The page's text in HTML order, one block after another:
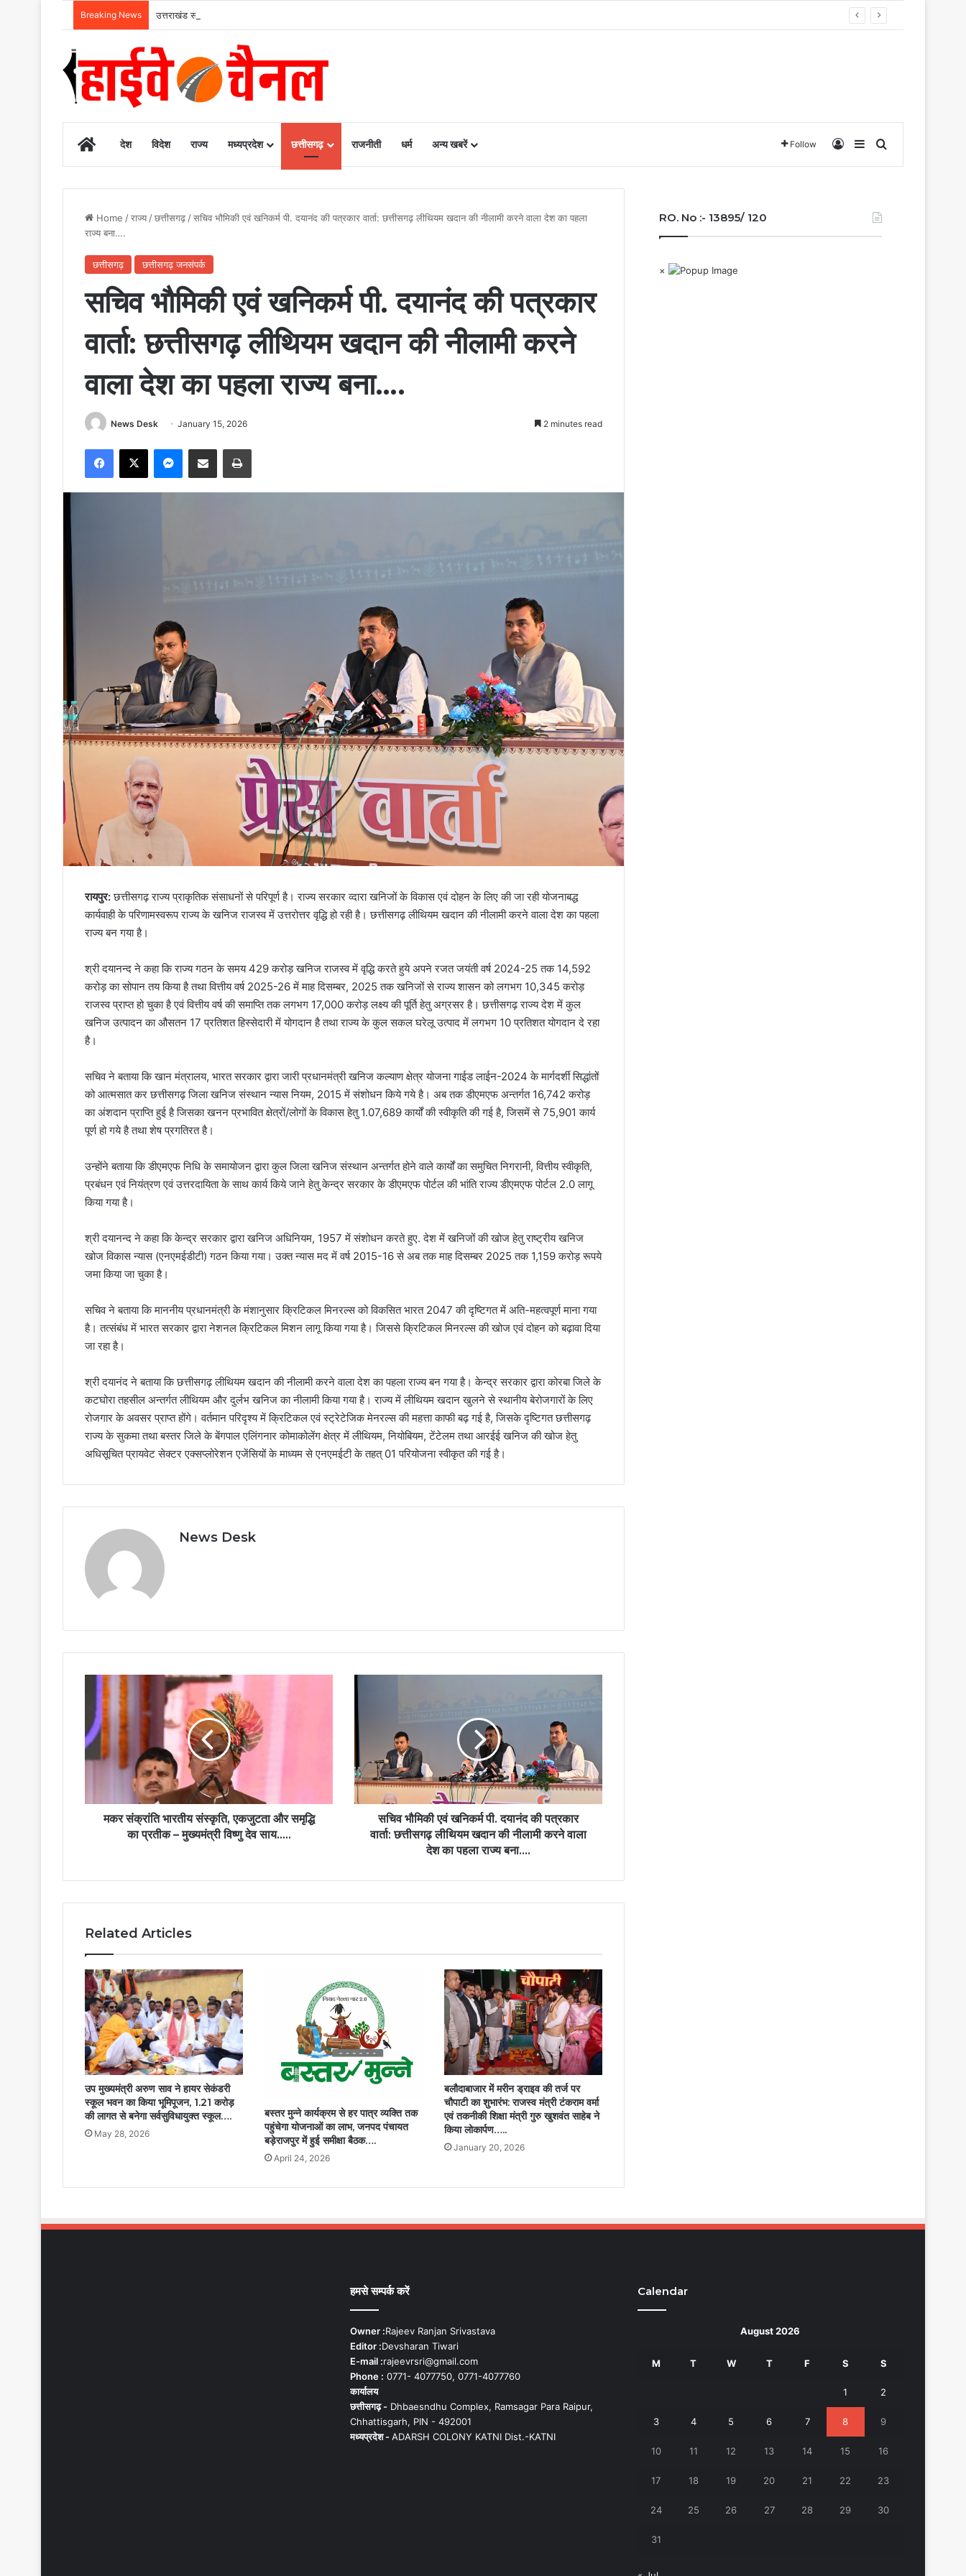
Breaking News उत्तराखंड सरकार का बड़ा फैसला, पुरुषों व महिलाओं को अब समान काम के लिए समान वेतन
Homeदेश विदेश राज्य मध्यप्रदेश छत्तीसगढ़ राजनीती धर्म अन्य खबरें Follow Log InSidebar
Home /राज्य /छत्तीसगढ़ /सचिव भौमिकी एवं खनिकर्म पी. दयानंद की पत्रकार वार्ता: छत्तीसगढ़ लीथियम खदान की नीलामी करने वाला देश का पहला
राज्य बना….
छत्तीसगढ़ छत्तीसगढ़ जनसंपर्क
सचिव भौमिकी एवं खनिकर्म पी. दयानंद की पत्रकार
वार्ता: छत्तीसगढ़ लीथियम खदान की नीलामी करने
वाला देश का पहला राज्य बना….
News Desk January 15, 2026 2 minutes read
Facebook
X Messenger
Share via Email Print
रायपुर:छत्तीसगढ़ राज्य प्राकृतिक संसाधनों से परिपूर्ण है। राज्य सरकार व्दारा खनिजों के विकास एवं दोहन के लिए की जा रही योजनाबद्ध
कार्यवाही के परिणामस्वरूप राज्य के खनिज राजस्व में उत्तरोत्तर वृद्धि हो रही है। छत्तीसगढ़ लीथियम खदान की नीलामी करने वाला देश का पहला
राज्य बन गया है।
श्री दयानन्द ने कहा कि राज्य गठन के समय 429 करोड़ खनिज राजस्व में वृद्धि करते हुये अपने रजत जयंती वर्ष 2024-25 तक 14,592
करोड़ का सोपान तय किया है तथा वित्तीय वर्ष 2025-26 में माह दिसम्बर, 2025 तक खनिजों से राज्य शासन को लगभग 10,345 करोड़
राजस्व प्राप्त हो चुका है एवं वित्तीय वर्ष की समाप्ति तक लगभग 17,000 करोड़ लक्ष्य की पूर्ति हेतु अग्रसर है। छत्तीसगढ़ राज्य देश में कुल
खनिज उत्पादन का औसतन 17 प्रतिशत हिस्सेदारी में योगदान है तथा राज्य के कुल सकल घरेलू उत्पाद में लगभग 10 प्रतिशत योगदान दे रहा
है।
सचिव ने बताया कि खान मंत्रालय, भारत सरकार द्वारा जारी प्रधानमंत्री खनिज कल्याण क्षेत्र योजना गाईड लाईन-2024 के मार्गदर्शी सिद्धांतों
को आत्मसात कर छत्तीसगढ़ जिला खनिज संस्थान न्यास नियम, 2015 में संशोधन किये गये है। अब तक डीएमएफ अन्तर्गत 16,742 करोड़
का अंशदान प्राप्ति हुई है जिसका खनन प्रभावित क्षेत्रों/लोगों के विकास हेतु 1.07,689 कार्यों की स्वीकृति की गई है, जिसमें से 75,901 कार्य
पूर्ण हो गये है तथा शेष प्रगतिरत है।
उन्होंने बताया कि डीएमएफ निधि के समायोजन द्वारा कुल जिला खनिज संस्थान अन्तर्गत होने वाले कार्यों का समुचित निगरानी, वित्तीय स्वीकृति,
प्रबंधन एवं नियंत्रण एवं उत्तरदायिता के साथ कार्य किये जाने हेतु केन्द्र सरकार के डीएमएफ पोर्टल की भांति राज्य डीएमएफ पोर्टल 2.0 लागू
किया गया है।
श्री दयानन्द ने कहा कि केन्द्र सरकार द्वारा खनिज अधिनियम, 1957 में संशोधन करते हुए. देश में खनिजों की खोज हेतु राष्ट्रीय खनिज
खोज विकास न्यास (एनएमईडीटी) गठन किया गया। उक्त न्यास मद में वर्ष 2015-16 से अब तक माह दिसम्बर 2025 तक 1,159 करोड़ रूपये
जमा किया जा चुका है।
सचिव ने बताया कि माननीय प्रधानमंत्री के मंशानुसार क्रिटिकल मिनरल्स को विकसित भारत 2047 की दृष्टिगत में अति-महत्वपूर्ण माना गया
है। तत्संबंध में भारत सरकार द्वारा नेशनल क्रिटिकल मिशन लागू किया गया है। जिससे क्रिटिकल मिनरल्स की खोज एवं दोहन को बढ़ावा दिया
जा रहा है।
श्री दयानंद ने बताया कि छत्तीसगढ़ लीथियम खदान की नीलामी करने वाला देश का पहला राज्य बन गया है। केन्द्र सरकार द्वारा कोरबा जिले के
कटघोरा तहसील अन्तर्गत लीथियम और दुर्लभ खनिज का नीलामी किया गया है। राज्य में लीथियम खदान खुलने से स्थानीय बेरोजगारों के लिए
रोजगार के अवसर प्राप्त होंगे। वर्तमान परिदृश्य में क्रिटिकल एवं स्ट्रेटेजिक मेनरल्स की महत्ता काफी बढ़ गई है, जिसके दृष्टिगत छत्तीसगढ़
राज्य के सुकमा तथा बस्तर जिले के बेंगपाल एलिंगनार कोमाकोलेंग क्षेत्र में लीथियम, नियोबियम, टेंटेलम तथा आरईई खनिज की खोज हेतु
अधिसूचित प्रायवेट सेक्टर एक्सप्लोरेशन एजेंसियों के माध्यम से एनएमईटी के तहत् 01 परियोजना स्वीकृत की गई है।
News Desk
संक्रांति
भारतीय
संस्कृति,
एकजुटता
और
प्रतीक
साय…..
मकर संक्रांति भारतीय संस्कृति, एकजुटता और समृद्धि
का प्रतीक – मुख्यमंत्री विष्णु देव साय…..
सचिव
की
पत्रकार
वार्ता:
छत्तीसगढ़
लीथियम
नीलामी
पहला
बना….
सचिव भौमिकी एवं खनिकर्म पी. दयानंद की पत्रकार
वार्ता: छत्तीसगढ़ लीथियम खदान की नीलामी करने वाला
देश का पहला राज्य बना….
Related Articles
उप मुख्यमंत्री अरुण साव ने हायर सेकंडरी
स्कूल भवन का किया भूमिपूजन, 1.21 करोड़
की लागत से बनेगा सर्वसुविधायुक्त स्कूल….
May 28, 2026
बस्तर मुन्ने कार्यक्रम से हर पात्र व्यक्ति तक
पहुंचेगा योजनाओं का लाभ, जनपद पंचायत
बड़ेराजपुर में हुई समीक्षा बैठक….
April 24, 2026
बलौदाबाजार में मरीन ड्राइव की तर्ज पर
चौपाटी का शुभारंभ: राजस्व मंत्री टंकराम वर्मा
एवं तकनीकी शिक्षा मंत्री गुरु खुशवंत साहेब ने
किया लोकार्पण…..
January 20, 2026
RO. No :- 13895/ 120
×
हमसे सम्पर्क करें
Owner :Rajeev Ranjan Srivastava
Editor :Devsharan Tiwari
E-mail :rajeevrsri@gmail.com
Phone : 0771- 4077750, 0771-4077760
कार्यालय
छत्तीसगढ़ -Dhbaesndhu Complex, Ramsagar Para Raipur,
Chhattisgarh, PIN - 492001
मध्यप्रदेश -ADARSH COLONY KATNI Dist.-KATNI
Calendar
August 2026
M T W T F S S
1 2
3 4 5 6 7 8 9
10 11 12 13 14 15 16
17 18 19 20 21 22 23
24 25 26 27 28 29 30
31